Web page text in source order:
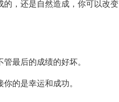
的，还是自然造成，你可以改变
最后的成绩的好坏。
的是幸运和成功。